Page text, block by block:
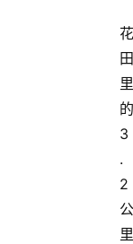
花
田
里
的
3
.
2
公
里